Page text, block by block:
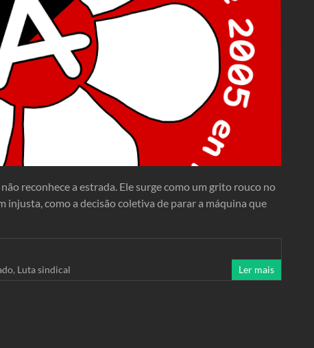
reconhece a estrada. Ele surge como um grito rouco no
injusta, como a decisão coletiva de parar a máquina que
, Luta sindical Ler mais